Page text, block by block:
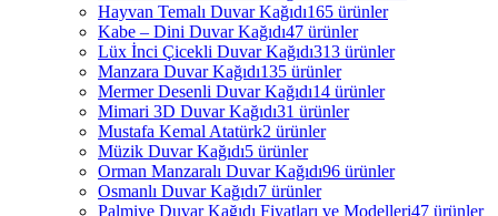
Hayvan Temalı Duvar Kağıdı165 ürünler
Kabe – Dini Duvar Kağıdı47 ürünler
Lüx İnci Çicekli Duvar Kağıdı313 ürünler
Manzara Duvar Kağıdı135 ürünler
Mermer Desenli Duvar Kağıdı14 ürünler
Mimari 3D Duvar Kağıdı31 ürünler
Mustafa Kemal Atatürk2 ürünler
Müzik Duvar Kağıdı5 ürünler
Orman Manzaralı Duvar Kağıdı96 ürünler
Osmanlı Duvar Kağıdı7 ürünler
Palmiye Duvar Kağıdı Fiyatları ve Modelleri47 ürünler